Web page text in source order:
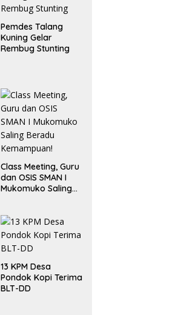
Pemdes Talang
Kuning Gelar
Rembug Stunting
Class Meeting, Guru
dan OSIS SMAN I
Mukomuko Saling
13 KPM Desa
Pondok Kopi Terima
BLT-DD